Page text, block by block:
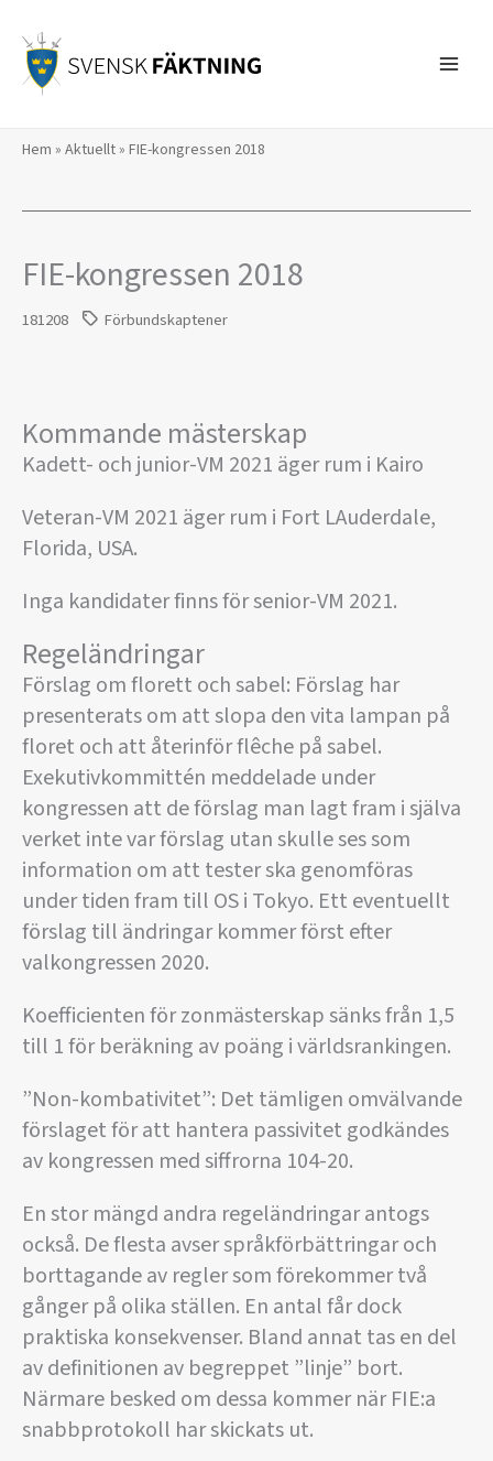
innehåll
Hem » Aktuellt» FIE-kongressen 2018
FIE-kongressen 2018
181208 Förbundskaptener
Kommande mästerskap
Kadett- och junior-VM 2021 äger rum i Kairo
Veteran-VM 2021 äger rum i Fort LAuderdale,
Florida, USA.
Inga kandidater finns för senior-VM 2021.
Regeländringar
Förslag om florett och sabel: Förslag har
presenterats om att slopa den vita lampan på
floret och att återinför flêche på sabel.
Exekutivkommittén meddelade under
kongressen att de förslag man lagt fram i själva
verket inte var förslag utan skulle ses som
information om att tester ska genomföras
under tiden fram till OS i Tokyo. Ett eventuellt
förslag till ändringar kommer först efter
valkongressen 2020.
Koefficienten för zonmästerskap sänks från 1,5
till 1 för beräkning av poäng i världsrankingen.
”Non-kombativitet”: Det tämligen omvälvande
förslaget för att hantera passivitet godkändes
av kongressen med siffrorna 104-20.
En stor mängd andra regeländringar antogs
också. De flesta avser språkförbättringar och
borttagande av regler som förekommer två
gånger på olika ställen. En antal får dock
praktiska konsekvenser. Bland annat tas en del
av definitionen av begreppet ”linje” bort.
Närmare besked om dessa kommer när FIE:a
snabbprotokoll har skickats ut.